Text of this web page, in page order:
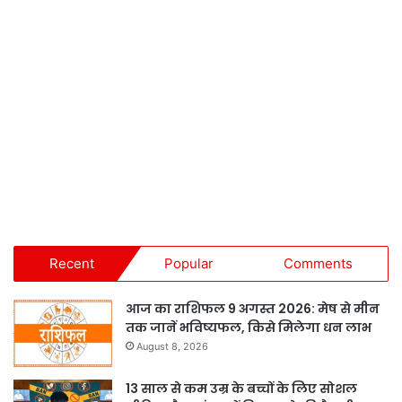
Recent Popular Comments
आज का राशिफल 9 अगस्त 2026: मेष से मीन
तक जानें भविष्यफल, किसे मिलेगा धन लाभ
August 8, 2026
13 साल से कम उम्र के बच्चों के लिए सोशल